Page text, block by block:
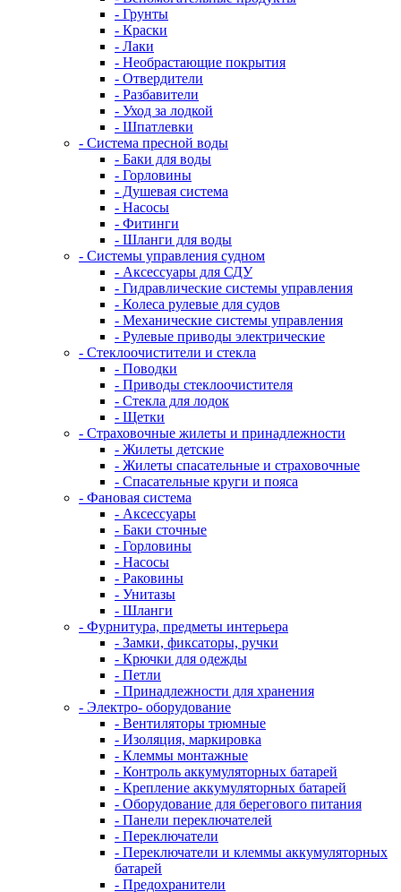
- Грунты
- Краски
- Лаки
- Необрастающие покрытия
- Отвердители
- Разбавители
- Уход за лодкой
- Шпатлевки
- Система пресной воды
- Баки для воды
- Горловины
- Душевая система
- Насосы
- Фитинги
- Шланги для воды
- Системы управления судном
- Аксессуары для СДУ
- Гидравлические системы управления
- Колеса рулевые для судов
- Механические системы управления
- Рулевые приводы электрические
- Стеклоочистители и стекла
- Поводки
- Приводы стеклоочистителя
- Стекла для лодок
- Щетки
- Страховочные жилеты и принадлежности
- Жилеты детские
- Жилеты спасательные и страховочные
- Спасательные круги и пояса
- Фановая система
- Аксессуары
- Баки сточные
- Горловины
- Насосы
- Раковины
- Унитазы
- Шланги
- Фурнитура, предметы интерьера
- Замки, фиксаторы, ручки
- Крючки для одежды
- Петли
- Принадлежности для хранения
- Электро- оборудование
- Вентиляторы трюмные
- Изоляция, маркировка
- Клеммы монтажные
- Контроль аккумуляторных батарей
- Крепление аккумуляторных батарей
- Оборудование для берегового питания
- Панели переключателей
- Переключатели
- Переключатели и клеммы аккумуляторных
батарей
- Предохранители